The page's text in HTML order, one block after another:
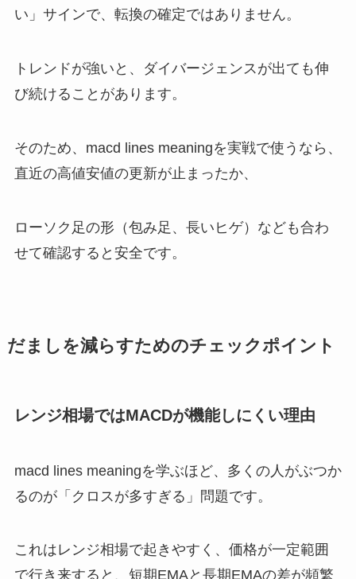
い」サインで、転換の確定ではありません。
トレンドが強いと、ダイバージェンスが出ても伸
び続けることがあります。
そのため、macd lines meaningを実戦で使うなら、
直近の高値安値の更新が止まったか、
ローソク足の形（包み足、長いヒゲ）なども合わ
せて確認すると安全です。
だましを減らすためのチェックポイント
レンジ相場ではMACDが機能しにくい理由
macd lines meaningを学ぶほど、多くの人がぶつか
るのが「クロスが多すぎる」問題です。
これはレンジ相場で起きやすく、価格が一定範囲
で行き来すると、短期EMAと長期EMAの差が頻繁